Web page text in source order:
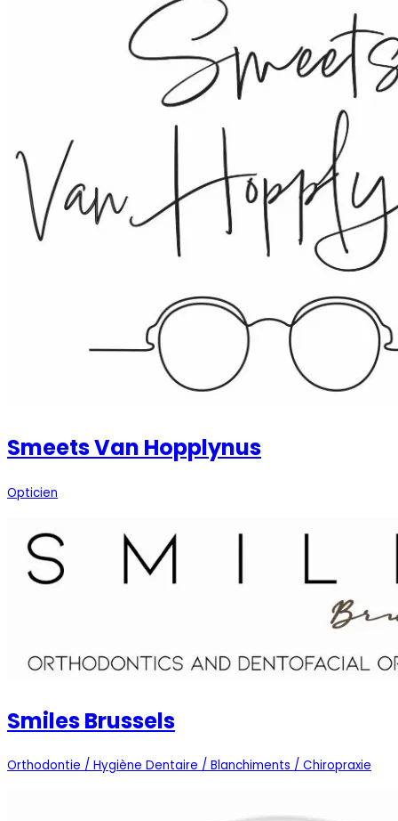
Smeets Van Hopplynus
Opticien
Smiles Brussels
Orthodontie / Hygiène Dentaire / Blanchiments / Chiropraxie